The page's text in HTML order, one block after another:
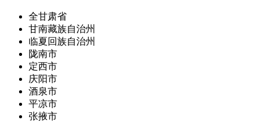
全甘肃省
甘南藏族自治州
临夏回族自治州
陇南市
定西市
庆阳市
酒泉市
平凉市
张掖市